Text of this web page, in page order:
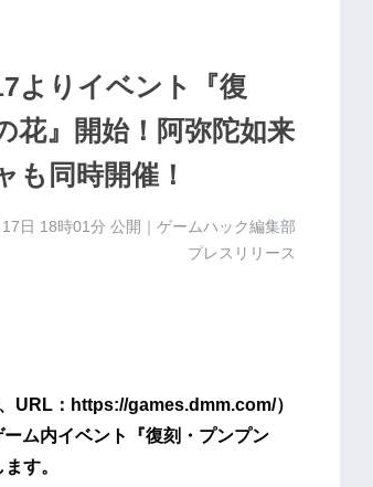
よりイベント『復
花』開始！阿弥陀如来
も同時開催！
日 18時01分 公開｜ゲームハック編集部
プレスリリース
URL：https://games.dmm.com/）
ム内イベント『復刻・プンプン
す。